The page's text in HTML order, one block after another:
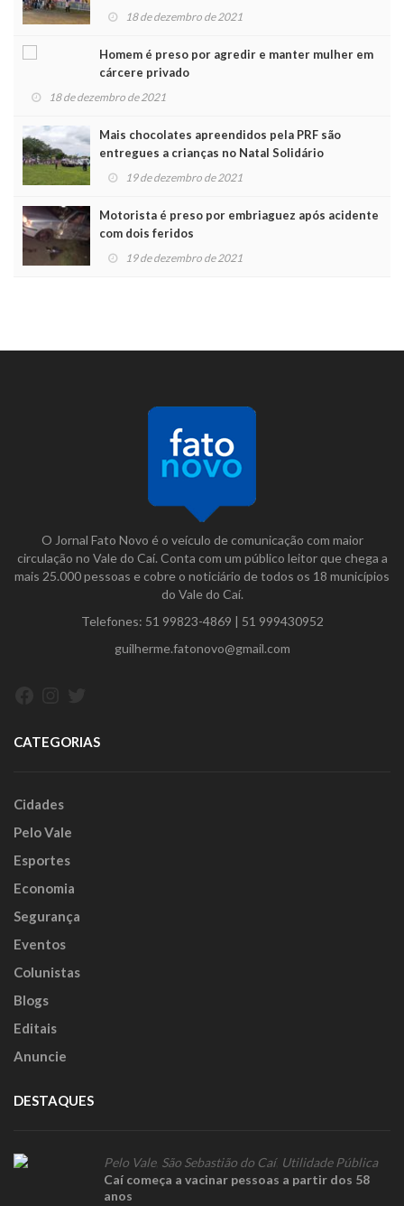
Noel 18 de dezembro de 2021
Homem é preso por agredir e manter mulher em
cárcere privado
18 de dezembro de 2021
Mais chocolates apreendidos pela PRF são
entregues a crianças no Natal Solidário
19 de dezembro de 2021
Motorista é preso por embriaguez após acidente
com dois feridos
19 de dezembro de 2021
O Jornal Fato Novo é o veículo de comunicação com maior
circulação no Vale do Caí. Conta com um público leitor que chega a
mais 25.000 pessoas e cobre o noticiário de todos os 18 municípios
do Vale do Caí.
Telefones: 51 99823-4869 | 51 999430952
guilherme.fatonovo@gmail.com
CATEGORIAS
Cidades
Pelo Vale
Esportes
Economia
Segurança
Eventos
Colunistas
Blogs
Editais
Anuncie
DESTAQUES
Pelo Vale, São Sebastião do Caí, Utilidade Pública
Caí começa a vacinar pessoas a partir dos 58
anos